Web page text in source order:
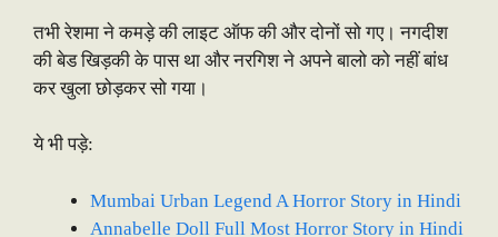
तभी रेशमा ने कमड़े की लाइट ऑफ की और दोनों सो गए। नगदीश
की बेड खिड़की के पास था और नरगिश ने अपने बालो को नहीं बांध
कर खुला छोड़कर सो गया।
ये भी पड़े:
Mumbai Urban Legend A Horror Story in Hindi
Annabelle Doll Full Most Horror Story in Hindi